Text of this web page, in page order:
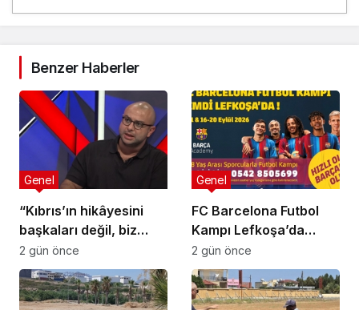
Benzer Haberler
“Kıbrıs’ın hikâyesini
başkaları değil, biz
anlatmalıyız”
Genel
2 gün önce
FC Barcelona Futbol
Kampı Lefkoşa’da
Başlıyor
Genel
2 gün önce